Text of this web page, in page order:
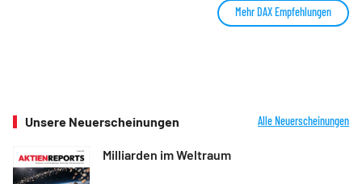
Mehr DAX Empfehlungen
Unsere Neuerscheinungen Alle Neuerscheinungen
Milliarden im Weltraum